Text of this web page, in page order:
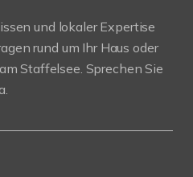
und lokaler Expertise
rund um Ihr Haus oder
Staffelsee. Sprechen Sie